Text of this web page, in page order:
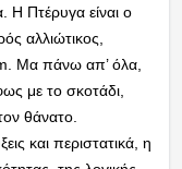
Η Πτέρυγα είναι ο
αλλιώτικος,
Μα πάνω απ’ όλα,
με το σκοτάδι,
θάνατο.
και περιστατικά, η